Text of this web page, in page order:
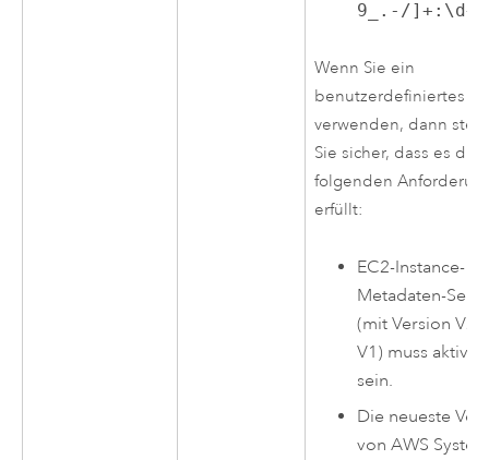
9_.-/
Wenn Sie ein
benutzerdefiniertes
verwenden, dann
Sie sicher, dass es die
folgenden
erfüllt:
EC2-Instance-
Metadaten-
(mit Version V2
V1) muss
sein.
Die neueste
vonAWS